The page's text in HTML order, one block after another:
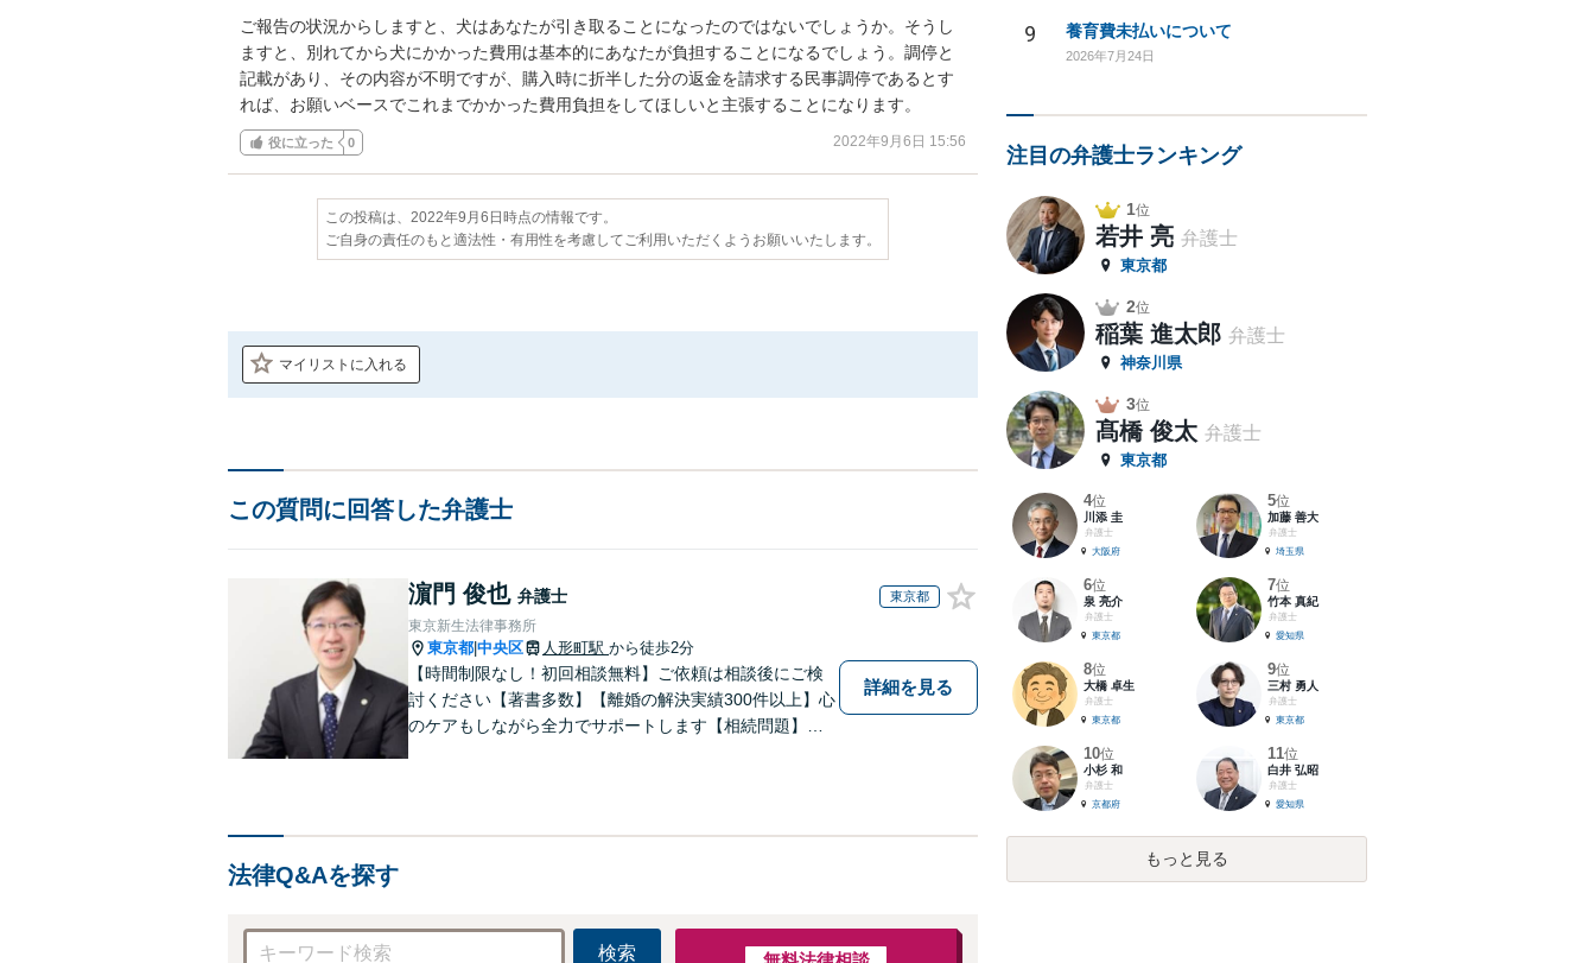
ご報告の状況からしますと、犬はあなたが引き取ることになったのではないでしょうか。そうし
ますと、別れてから犬にかかった費用は基本的にあなたが負担することになるでしょう。調停と
記載があり、その内容が不明ですが、購入時に折半した分の返金を請求する民事調停であるとす
れば、お願いベースでこれまでかかった費用負担をしてほしいと主張することになります。
役に立った 0 2022年9月6日 15:56
この投稿は、2022年9月6日時点の情報です。
ご自身の責任のもと適法性・有用性を考慮してご利用いただくようお願いいたします。
マイリストに入れる
この質問に回答した弁護士
濵門 俊也 弁護士 東京都
東京新生法律事務所
東京都 中央区 人形町駅 から徒歩2分
【時間制限なし！初回相談無料】ご依頼は相談後にご検
討ください【著書多数】【離婚の解決実績300件以上】心
のケアもしながら全力でサポートします【相続問題】複
詳細を見る
法律Q&Aを探す
検索
9 養育費未払いについて
2026年7月24日
注目の弁護士ランキング
1位
若井 亮 弁護士
東京都
2位
稲葉 進太郎 弁護士
神奈川県
3位
髙橋 俊太 弁護士
東京都
4位
川添 圭
弁護士
大阪府
5位
加藤 善大
弁護士
埼玉県
6位
泉 亮介
弁護士
東京都
7位
竹本 真紀
弁護士
愛知県
8位
大橋 卓生
弁護士
東京都
9位
三村 勇人
弁護士
東京都
10位
小杉 和
弁護士
京都府
11位
白井 弘昭
弁護士
愛知県
もっと見る